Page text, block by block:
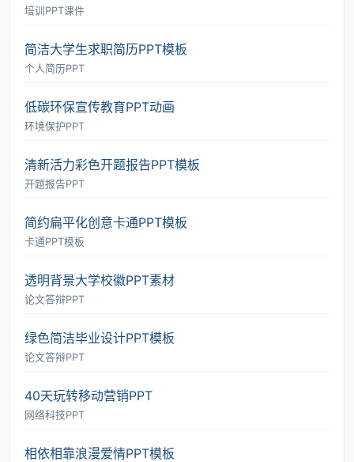
培训PPT课件
简洁大学生求职简历PPT模板
个人简历PPT
低碳环保宣传教育PPT动画
环境保护PPT
清新活力彩色开题报告PPT模板
开题报告PPT
简约扁平化创意卡通PPT模板
卡通PPT模板
透明背景大学校徽PPT素材
论文答辩PPT
绿色简洁毕业设计PPT模板
论文答辩PPT
40天玩转移动营销PPT
网络科技PPT
相依相靠浪漫爱情PPT模板